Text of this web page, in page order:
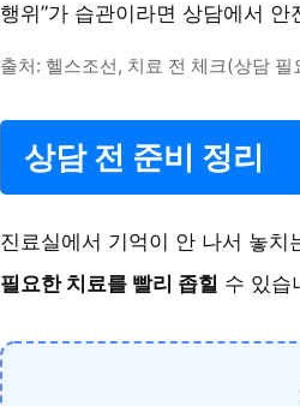
행위”가 습관이라면 상담에서
출처: 헬스조선, 치료 전 체크(상담
상담 전 준비 정리
진료실에서 기억이 안 나서 놓
필요한 치료를 빨리 좁힐 수 있습